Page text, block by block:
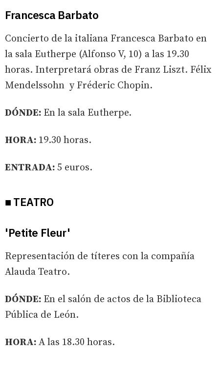
Francesca Barbato
Concierto de la italiana Francesca Barbato en
la sala Eutherpe (Alfonso V, 10) a las 19.30
horas. Interpretará obras de Franz Liszt. Félix
Mendelssohn y Fréderic Chopin.
DÓNDE: En la sala Eutherpe.
HORA: 19.30 horas.
ENTRADA: 5 euros.
■ TEATRO
'Petite Fleur'
Representación de títeres con la compañía
Alauda Teatro.
DÓNDE: En el salón de actos de la Biblioteca
Pública de León.
HORA: A las 18.30 horas.